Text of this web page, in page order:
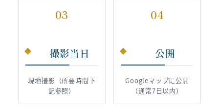
03
撮影当日
現地撮影（所要時間下
記参照）
04
公開
Googleマップに公開
（通常7日以内）